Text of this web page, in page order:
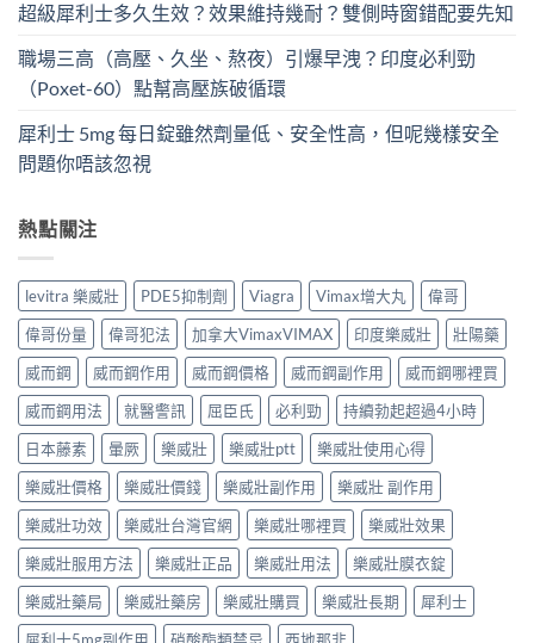
超級犀利士多久生效？效果維持幾耐？雙側時窗錯配要先知
職場三高（高壓、久坐、熬夜）引爆早洩？印度必利勁
（Poxet-60）點幫高壓族破循環
犀利士 5mg 每日錠雖然劑量低、安全性高，但呢幾樣安全
問題你唔該忽視
熱點關注
levitra 樂威壯 PDE5抑制劑 Viagra Vimax增大丸
偉哥
偉哥份量
偉哥犯法 加拿大VimaxVIMAX 印度樂威壯
壯陽藥
威而鋼
威而鋼作用 威而鋼價格 威而鋼副作用
威而鋼哪裡買
威而鋼用法
就醫警訊 屈臣氏 必利勁
持續勃起超過4小時
日本藤素
暈厥 樂威壯 樂威壯ptt
樂威壯使用心得
樂威壯價格
樂威壯價錢 樂威壯副作用
樂威壯 副作用
樂威壯功效
樂威壯台灣官網 樂威壯哪裡買
樂威壯效果
樂威壯服用方法
樂威壯正品 樂威壯用法
樂威壯膜衣錠
樂威壯藥局
樂威壯藥房 樂威壯購買 樂威壯長期
犀利士